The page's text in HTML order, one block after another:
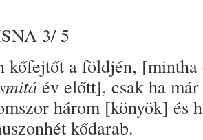
3/ 5
kőfejtőt a földjén, [mintha
év előtt], csak ha
három [könyök] és
kődarab.